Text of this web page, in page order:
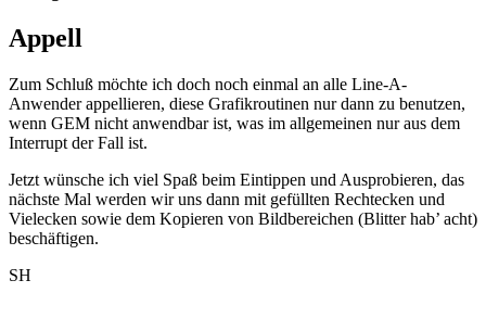
Appell
Zum Schluß möchte ich doch noch einmal an alle Line-A-
Anwender appellieren, diese Grafikroutinen nur dann zu benutzen,
wenn GEM nicht anwendbar ist, was im allgemeinen nur aus dem
Interrupt der Fall ist.
Jetzt wünsche ich viel Spaß beim Eintippen und Ausprobieren, das
nächste Mal werden wir uns dann mit gefüllten Rechtecken und
Vielecken sowie dem Kopieren von Bildbereichen (Blitter hab’ acht)
beschäftigen.
SH